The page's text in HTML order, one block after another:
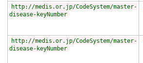
http://medis.or.jp/CodeSystem/master-
disease-keyNumber
http://medis.or.jp/CodeSystem/master-
disease-keyNumber